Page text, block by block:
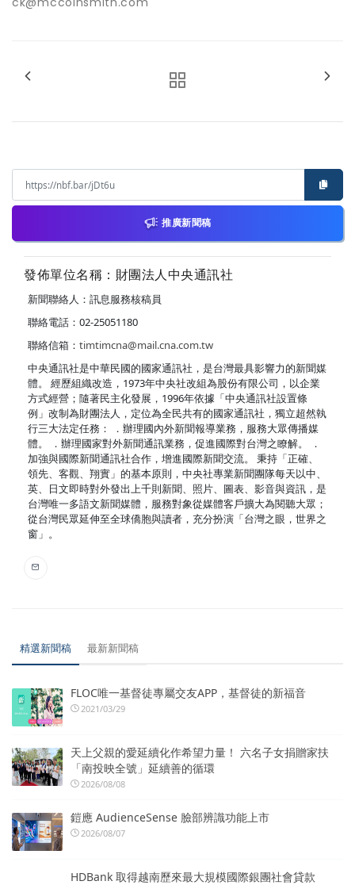
推廣新聞稿
發佈單位名稱：財團法人中央通訊社
新聞聯絡人：訊息服務核稿員
聯絡電話：02-25051180
聯絡信箱： timtimcna@mail.cna.com.tw
中央通訊社是中華民國的國家通訊社，是台灣最具影響力的新聞媒
體。 經歷組織改造，1973年中央社改組為股份有限公司，以企業
方式經營；隨著民主化發展，1996年依據「中央通訊社設置條
例」改制為財團法人，定位為全民共有的國家通訊社，獨立超然執
行三大法定任務： ．辦理國內外新聞報導業務，服務大眾傳播媒
體。 ．辦理國家對外新聞通訊業務，促進國際對台灣之瞭解。 ．
加強與國際新聞通訊社合作，增進國際新聞交流。 秉持「正確、
領先、客觀、翔實」的基本原則，中央社專業新聞團隊每天以中、
英、日文即時對外發出上千則新聞、照片、圖表、影音與資訊，是
台灣唯一多語文新聞媒體，服務對象從媒體客戶擴大為閱聽大眾；
從台灣民眾延伸至全球僑胞與讀者，充分扮演「台灣之眼，世界之
窗」。
精選新聞稿 最新新聞稿
FLOC唯一基督徒專屬交友APP，基督徒的新福音
2021/03/29
天上父親的愛延續化作希望力量！ 六名子女捐贈家扶
「南投映全號」延續善的循環
2026/08/08
鎧應 AudienceSense 臉部辨識功能上市
2026/08/07
HDBank 取得越南歷來最大規模國際銀團社會貸款